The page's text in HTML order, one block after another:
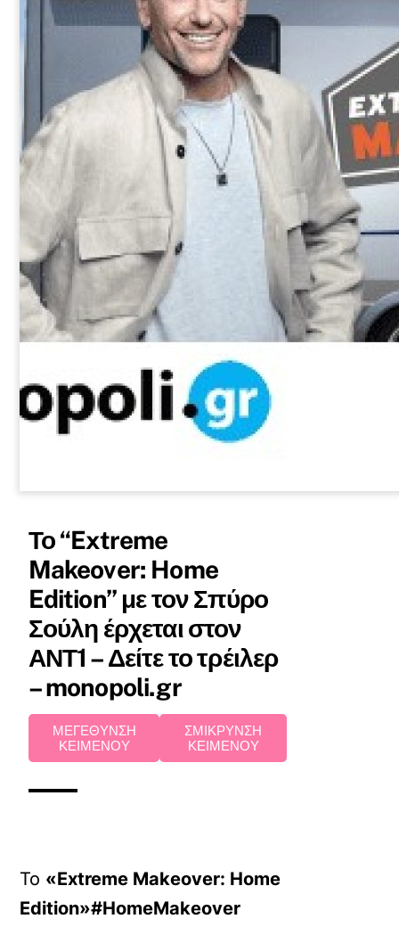
Το “Extreme
Makeover: Home
Edition” με τον Σπύρο
Σούλη έρχεται στον
ΑΝΤ1 – Δείτε το τρέιλερ
– monopoli.gr
ΜΕΓΕΘΥΝΣΗ
ΚΕΙΜΕΝΟΥ
ΣΜΙΚΡΥΝΣΗ
ΚΕΙΜΕΝΟΥ
Το «Extreme Makeover: Home
Edition»#HomeMakeover